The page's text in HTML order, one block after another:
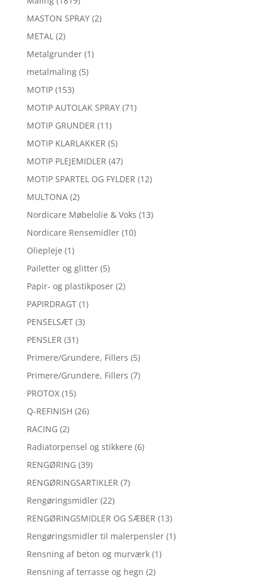
MASTON SPRAY (2)
METAL (2)
Metalgrunder (1)
metalmaling (5)
MOTIP (153)
MOTIP AUTOLAK SPRAY (71)
MOTIP GRUNDER (11)
MOTIP KLARLAKKER (5)
MOTIP PLEJEMIDLER (47)
MOTIP SPARTEL OG FYLDER (12)
MULTONA (2)
Nordicare Møbelolie & Voks (13)
Nordicare Rensemidler (10)
Oliepleje (1)
Pailetter og glitter (5)
Papir- og plastikposer (2)
PAPIRDRAGT (1)
PENSELSÆT (3)
PENSLER (31)
Primere/Grundere, Fillers (5)
Primere/Grundere, Fillers (7)
PROTOX (15)
Q-REFINISH (26)
RACING (2)
Radiatorpensel og stikkere (6)
RENGØRING (39)
RENGØRINGSARTIKLER (7)
Rengøringsmidler (22)
RENGØRINGSMIDLER OG SÆBER (13)
Rengøringsmidler til malerpensler (1)
Rensning af beton og murværk (1)
Rensning af terrasse og hegn (2)